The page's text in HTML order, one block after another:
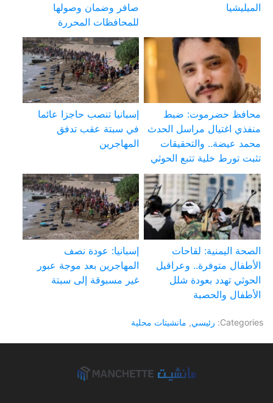
الميليشيا
صافر وضمان وصولها
للمحافظات المحررة
محافظ حضرموت: ضبط
منفذي اغتيال مراسل الحدث
محمد عيضة.. والتحقيقات
تثبت تورط خلية تتبع الحوثي
إسبانيا تنصب حاجزا عائما
في سبتة عقب تدفق
المهاجرين
الصحة اليمنية: لقاحات
الأطفال متوفرة.. وعراقيل
الحوثي تهدد بعودة شلل
الأطفال والحصبة
إسبانيا: عودة نصف
المهاجرين بعد موجة عبور
غير مسبوقة إلى سبتة
Categories: رئيسي, مانشيتات محلية